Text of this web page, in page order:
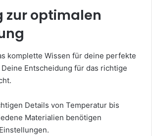
zur optimalen
komplette Wissen für deine perfekte
Entscheidung für das richtige
Details von Temperatur bis
Materialien benötigen